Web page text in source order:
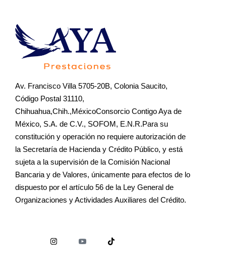
Av. Francisco Villa 5705-20B, Colonia Saucito,
Código Postal 31110,
Chihuahua,Chih.,MéxicoConsorcio Contigo Aya de
México, S.A. de C.V., SOFOM, E.N.R.Para su
constitución y operación no requiere autorización de
la Secretaría de Hacienda y Crédito Público, y está
sujeta a la supervisión de la Comisión Nacional
Bancaria y de Valores, únicamente para efectos de lo
dispuesto por el artículo 56 de la Ley General de
Organizaciones y Actividades Auxiliares del Crédito.